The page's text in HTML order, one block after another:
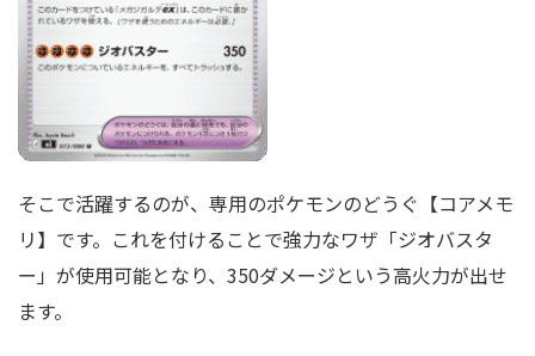
そこで活躍するのが、専用のポケモンのどうぐ【コアメモ
リ】です。これを付けることで強力なワザ「ジオバスタ
ー」が使用可能となり、350ダメージという高火力が出せ
ます。